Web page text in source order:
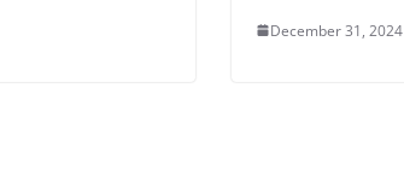
December 31, 2024